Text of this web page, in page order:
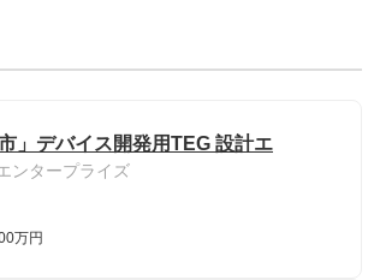
」デバイス開発用TEG 設計エ
ンタープライズ
万円